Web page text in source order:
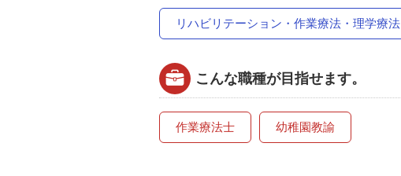
リハビリテーション・作業療法・理学療法
こんな職種が目指せます。
作業療法士 幼稚園教諭